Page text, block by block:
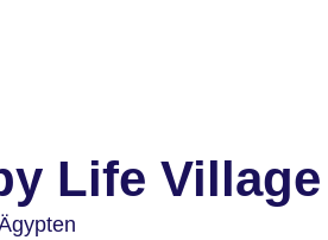
Life Village